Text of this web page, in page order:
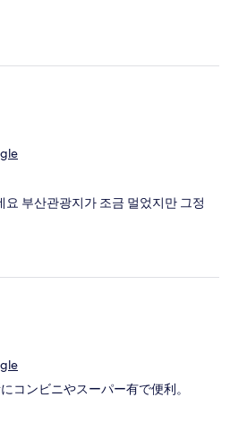
부산관광지가 조금 멀었지만 그정
コンビニやスーパー有で便利。